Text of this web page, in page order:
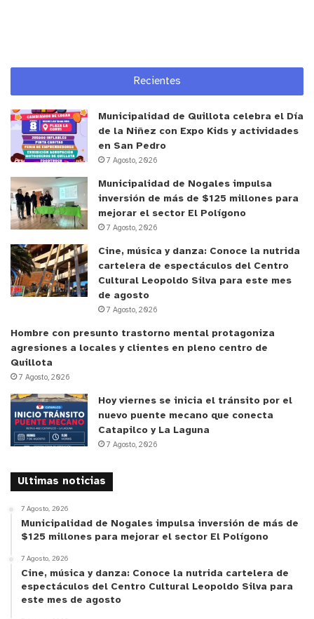
escénicas, literatura, música, artes audiovisuales,
diseño, arquitectura o gestión cultural, designadas
por el Presidente de la República a propuesta de
las organizaciones que agrupan a artistas, cultores
o gestores, que posean personalidad jurídica
vigente. Un de estas designaciones requerirá el
acuerdo del Senado.
Dos personas representativas de las culturas
tradicionales y el patrimonio cultural que tengan
una reconocida vinculación y una destacada
trayectoria en estos ámbitos, como cultores,
investigadores, especialistas o gestores culturales,
designadas por el Presidente de la República a
propuesta de las organizaciones patrimoniales del
país, que posean personalidad jurídica vigente. Un
de estas designaciones requerirá el acuerdo del
Senado.
Dos personas representativas de las culturas
populares, culturas comunitarias u organizaciones
y una destacada trayectoria en estos ámbitos,
como creadores, cultores, investigadores,
especialistas o gestores culturales, designadas
por el Presidente de la República a propuesta de
las organizaciones culturales del país, que posean
personalidad jurídica vigente. Una de estas
designaciones requerirá el acuerdo del Senado.
Recientes
Municipalidad de Quillota celebra el Día
de la Niñez con Expo Kids y actividades
en San Pedro
7 Agosto, 2026
Municipalidad de Nogales impulsa
inversión de más de $125 millones para
mejorar el sector El Polígono
7 Agosto, 2026
Cine, música y danza: Conoce la nutrida
cartelera de espectáculos del Centro
Cultural Leopoldo Silva para este mes
de agosto
7 Agosto, 2026
Hombre con presunto trastorno mental protagoniza
agresiones a locales y clientes en pleno centro de
Quillota
7 Agosto, 2026
Hoy viernes se inicia el tránsito por el
nuevo puente mecano que conecta
Catapilco y La Laguna
7 Agosto, 2026
Ultimas noticias
7 Agosto, 2026
Municipalidad de Nogales impulsa inversión de más de
$125 millones para mejorar el sector El Polígono
7 Agosto, 2026
Cine, música y danza: Conoce la nutrida cartelera de
espectáculos del Centro Cultural Leopoldo Silva para
este mes de agosto